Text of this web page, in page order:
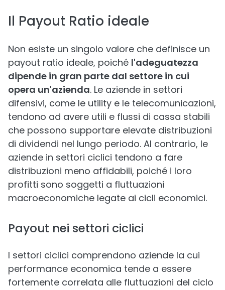
Il Payout Ratio ideale
Non esiste un singolo valore che definisce un
payout ratio ideale, poiché l'adeguatezza
dipende in gran parte dal settore in cui
opera un'azienda. Le aziende in settori
difensivi, come le utility e le telecomunicazioni,
tendono ad avere utili e flussi di cassa stabili
che possono supportare elevate distribuzioni
di dividendi nel lungo periodo. Al contrario, le
aziende in settori ciclici tendono a fare
distribuzioni meno affidabili, poiché i loro
profitti sono soggetti a fluttuazioni
macroeconomiche legate ai cicli economici.
Payout nei settori ciclici
I settori ciclici comprendono aziende la cui
performance economica tende a essere
fortemente correlata alle fluttuazioni del ciclo